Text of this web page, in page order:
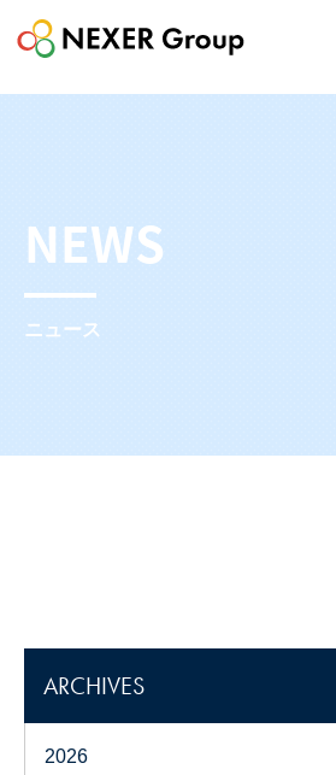
NEWS
ニュース
ARCHIVES
2026